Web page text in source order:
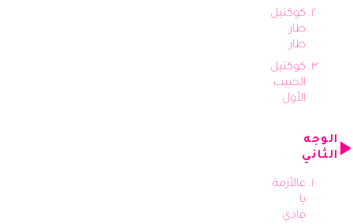
كوكتيل
طار
طار
كوكتيل
الحبيب
الأول
الوجه
الثاني
عالأزمة
يا
فادي